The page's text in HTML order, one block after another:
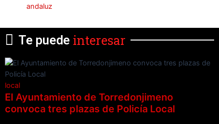
andaluz
Te puede interesar
local
El Ayuntamiento de Torredonjimeno
convoca tres plazas de Policía Local